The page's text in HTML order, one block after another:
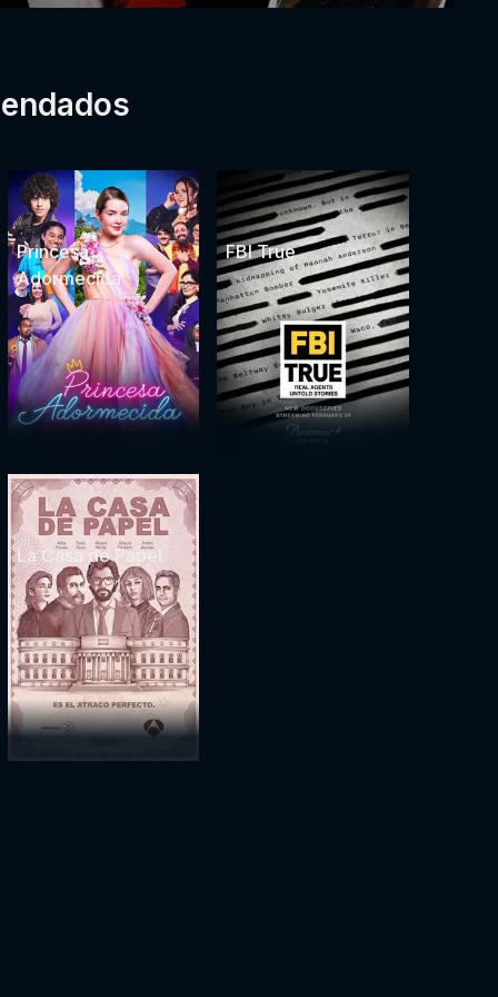
Princesa
Adormecida
FBI True
La Casa de Papel